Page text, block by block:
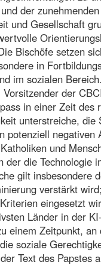
der
und Gesellschaft
Bischöfe setzen
in
im sozialen
der
in einer Zeit des
unterstreiche,
potenziell
und
die Technologie
gilt insbesondere
verstärkt
eingesetzt
Länder in der
einem Zeitpunkt,
soziale
Text des Papstes